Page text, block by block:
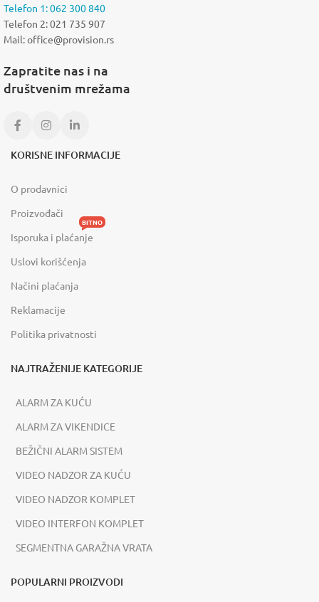
Telefon 1: 062 300 840
Telefon 2: 021 735 907
Mail: office@provision.rs
Zapratite nas i na
društvenim mrežama
KORISNE INFORMACIJE
O prodavnici
Proizvođači
Isporuka i plaćanje
BITNO
Uslovi korišćenja
Načini plaćanja
Reklamacije
Politika privatnosti
NAJTRAŽENIJE KATEGORIJE
ALARM ZA KUĆU
ALARM ZA VIKENDICE
BEŽIČNI ALARM SISTEM
VIDEO NADZOR ZA KUĆU
VIDEO NADZOR KOMPLET
VIDEO INTERFON KOMPLET
SEGMENTNA GARAŽNA VRATA
POPULARNI PROIZVODI